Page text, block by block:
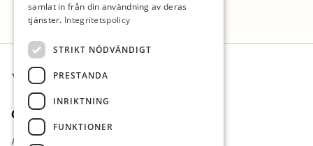
Sidfot
Om oss
Arbetsgivare i fokus
samlat in från din användning av deras
tjänster. Integritetspolicy
STRIKT NÖDVÄNDIGT
PRESTANDA
INRIKTNING
FUNKTIONER